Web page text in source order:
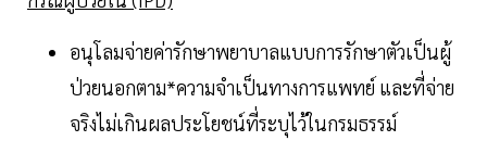
อนุโลมจ่ายค่ารักษาพยาบาลแบบการรักษาตัวเป็นผู้
ป่วยนอกตาม*ความจำเป็นทางการแพทย์ และที่จ่าย
จริงไม่เกินผลประโยชน์ที่ระบุไว้ในกรมธรรม์